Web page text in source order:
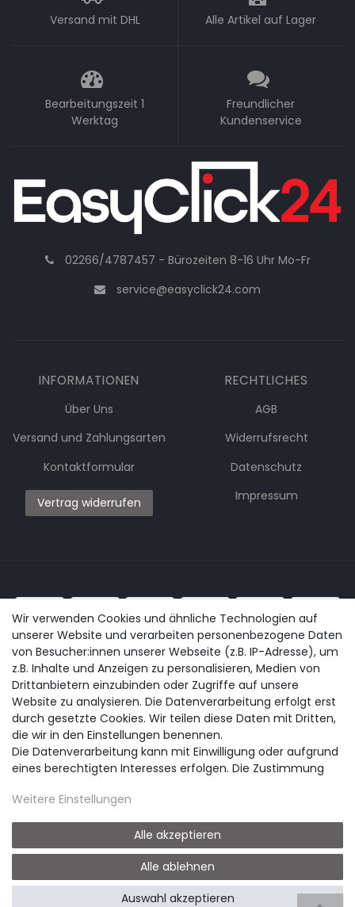
Versand mit DHL Alle Artikel auf Lager
Bearbeitungszeit 1
Werktag
Freundlicher
Kundenservice
02266/4787457 - Bürozeiten 8-16 Uhr Mo-Fr
service@easyclick24.com
INFORMATIONEN
Über Uns
Versand und Zahlungsarten
Kontaktformular
Vertrag widerrufen
RECHTLICHES
AGB
Widerrufsrecht
Datenschutz
Impressum
© easyclick24 - Anhängerersatzteile und Zubehör für PKW Anhänger
* Alle Preise inkl. gesetzlicher USt., zzgl. Versand
Design by neoprisma
Wir verwenden Cookies und ähnliche Technologien auf
unserer Website und verarbeiten personenbezogene Daten
von Besucher:innen unserer Webseite (z.B. IP-Adresse), um
z.B. Inhalte und Anzeigen zu personalisieren, Medien von
Drittanbietern einzubinden oder Zugriffe auf unsere
Website zu analysieren. Die Datenverarbeitung erfolgt erst
durch gesetzte Cookies. Wir teilen diese Daten mit Dritten,
die wir in den Einstellungen benennen.
Die Datenverarbeitung kann mit Einwilligung oder aufgrund
eines berechtigten Interesses erfolgen. Die Zustimmung
nicht einzuwilligen und die Einwilligung zu einem späteren
und weitere Hinweise zur Verwendung
personenbezogener Daten in unsererDaten­schutz­
Weitere Einstellungen
Alle akzeptieren
Alle ablehnen
Auswahl akzeptieren